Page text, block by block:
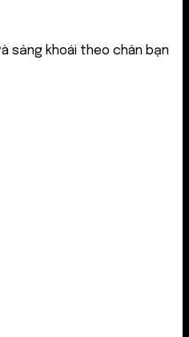
sảng khoái theo chân bạn